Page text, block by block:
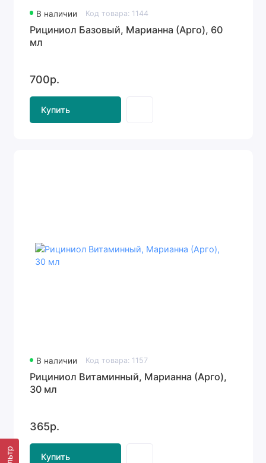
В наличии Код товара: 1144
Рициниол Базовый, Марианна (Арго), 60
мл
700р.
Купить
В наличии Код товара: 1157
Рициниол Витаминный, Марианна (Арго),
30 мл
365р.
Купить